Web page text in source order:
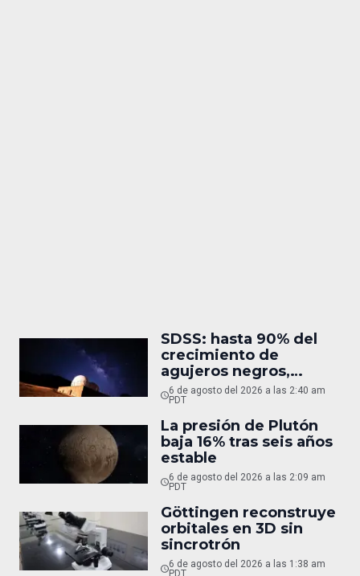
SDSS: hasta 90% del
crecimiento de
agujeros negros,
oculto
6 de agosto del 2026 a las 2:40 am
PDT
La presión de Plutón
baja 16% tras seis años
estable
6 de agosto del 2026 a las 2:09 am
PDT
Göttingen reconstruye
orbitales en 3D sin
sincrotrón
6 de agosto del 2026 a las 1:38 am
PDT